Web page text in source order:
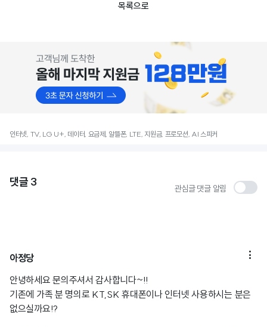
목록으로
인터넷, TV, LG U+, 데이터, 요금제, 알뜰폰, LTE, 지원금, 프로모션, AI 스피커
댓글 3 관심글 댓글 알림
아정당 
안녕하세요 문의주셔서 감사합니다~!!
기존에 가족 분 명의로 KT,SK 휴대폰이나 인터넷 사용하시는 분은
없으실까요!?